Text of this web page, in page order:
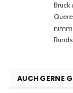
Bruck
AUCH GERNE